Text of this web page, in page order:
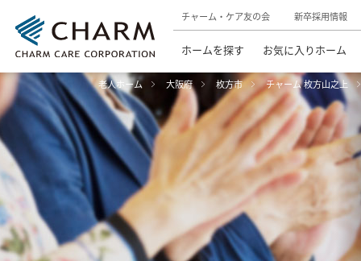
チャーム・ケア友の会 新卒採用情報
ホームを探す お気に入りホーム
老人ホーム 大阪府 枚方市 チャーム 枚方山之上